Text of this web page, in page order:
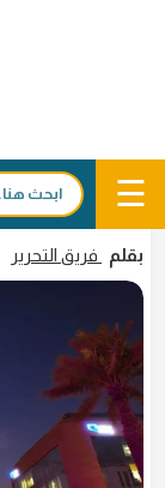
☰ بحث:
تقرير "سفلز"
المكاتب في
26 نوفمبر 2024 - 17:42
بقلم فريق التحرير